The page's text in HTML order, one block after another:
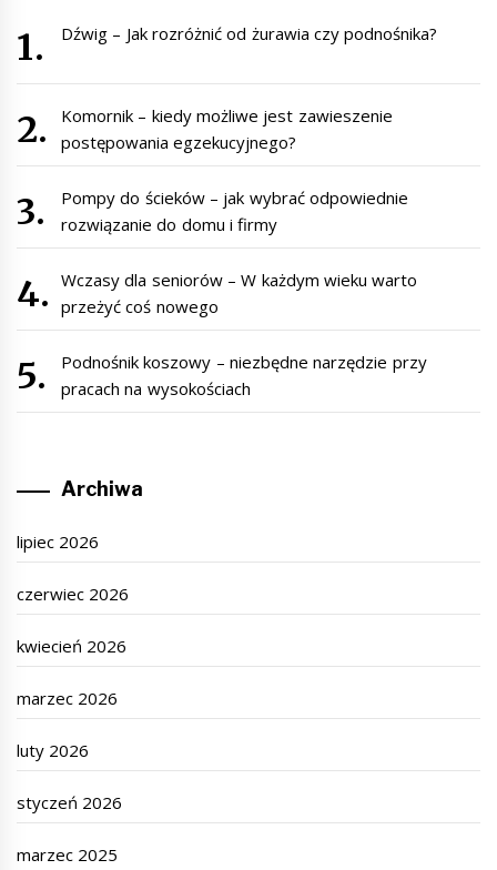
Dźwig – Jak rozróżnić od żurawia czy podnośnika?
Komornik – kiedy możliwe jest zawieszenie
postępowania egzekucyjnego?
Pompy do ścieków – jak wybrać odpowiednie
rozwiązanie do domu i firmy
Wczasy dla seniorów – W każdym wieku warto
przeżyć coś nowego
Podnośnik koszowy – niezbędne narzędzie przy
pracach na wysokościach
Archiwa
lipiec 2026
czerwiec 2026
kwiecień 2026
marzec 2026
luty 2026
styczeń 2026
marzec 2025